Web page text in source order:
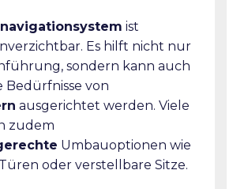
navigationsystem ist
Es hilft nicht nur
sondern kann auch
Bedürfnisse von
ausgerichtet werden. Viele
zudem
Umbauoptionen wie
oder verstellbare Sitze.